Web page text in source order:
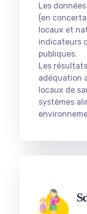
Les
(en
locaux et
indicateurs
publiques.
Les
adéquation
locaux de
systèmes